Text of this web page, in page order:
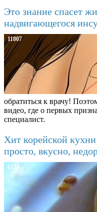
Это знание спасет
надвигающегося
11807
обратиться к врачу!
видео, где о первых
специалист.
Хит корейской
просто, вкусно,
6734